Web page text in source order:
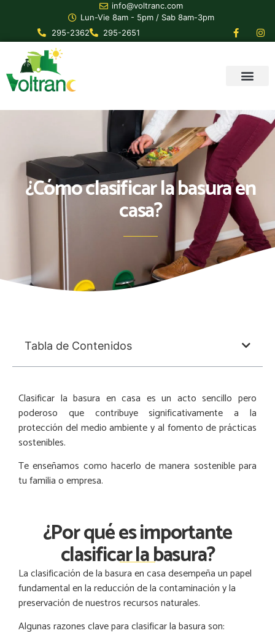
info@voltranc.com
Lun-Vie 8am - 5pm / Sab 8am-3pm
295-2362
295-2651
¿Cómo clasificar la basura en
casa?
Tabla de Contenidos
Clasificar la basura en casa es un acto sencillo pero
poderoso que contribuye significativamente a la
protección del medio ambiente y al fomento de prácticas
sostenibles.
Te enseñamos como hacerlo de manera sostenible para
tu familia o empresa.
¿Por qué es importante
clasificar la basura?
La clasificación de la basura en casa desempeña un papel
fundamental en la reducción de la contaminación y la
preservación de nuestros recursos naturales.
Algunas razones clave para clasificar la basura son: